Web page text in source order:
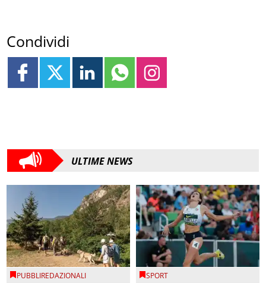
Condividi
ULTIME NEWS
PUBBLIREDAZIONALI SPORT